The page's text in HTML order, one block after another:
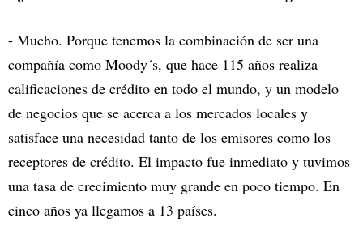
- Mucho. Porque tenemos la combinación de ser una
compañía como Moody´s, que hace 115 años realiza
calificaciones de crédito en todo el mundo, y un modelo
de negocios que se acerca a los mercados locales y
satisface una necesidad tanto de los emisores como los
receptores de crédito. El impacto fue inmediato y tuvimos
una tasa de crecimiento muy grande en poco tiempo. En
cinco años ya llegamos a 13 países.